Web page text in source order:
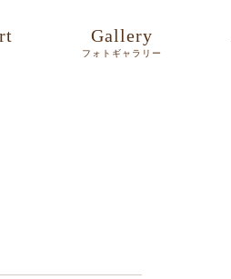
Gallery
フォトギャラリー